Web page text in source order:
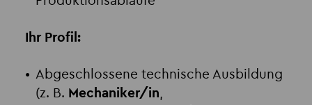
Ihr Profil:
Abgeschlossene technische Ausbildung
(z. B. Mechaniker/in,